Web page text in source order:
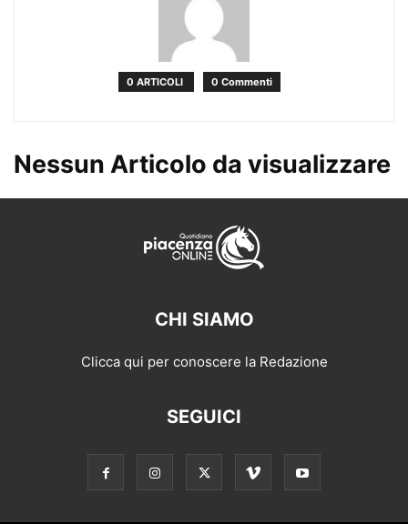
0 ARTICOLI 0 Commenti
Nessun Articolo da visualizzare
CHI SIAMO
Clicca qui per conoscere la Redazione
SEGUICI